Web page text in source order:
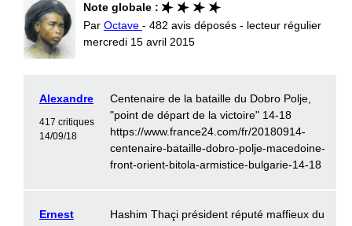
Note globale :
Par Octave - 482 avis déposés - lecteur régulier
mercredi 15 avril 2015
Alexandre
417 critiques
14/09/18
Centenaire de la bataille du Dobro Polje,
"point de départ de la victoire" 14-18
https://www.france24.com/fr/20180914-
centenaire-bataille-dobro-polje-macedoine-
front-orient-bitola-armistice-bulgarie-14-18
Ernest
Hashim Thaçi président réputé maffieux du